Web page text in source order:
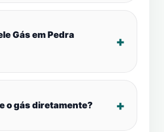
Gás em Pedra
o gás diretamente?